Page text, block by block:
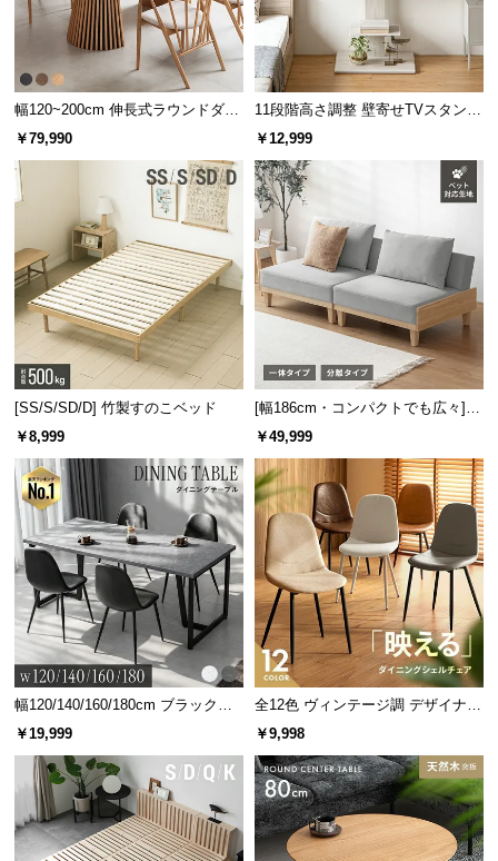
幅120~200cm 伸長式ラウンドダイ
ニングテーブル 6人掛け 天然木突
￥79,990
11段階高さ調整 壁寄せTVスタンド
キャスター付き 上下左右角度調節
￥12,999
[SS/S/SD/D] 竹製すのこベッド
￥8,999
[幅186cm・コンパクトでも広々] 3
人掛けソファベッド リクライニン
グ 天然木フレーム 北欧
￥49,999
幅120/140/160/180cm ブラックフ
レーム ダイニング 大理石調 4人掛
￥19,999
全12色 ヴィンテージ調 デザイナー
ズシェルチェア
￥9,998